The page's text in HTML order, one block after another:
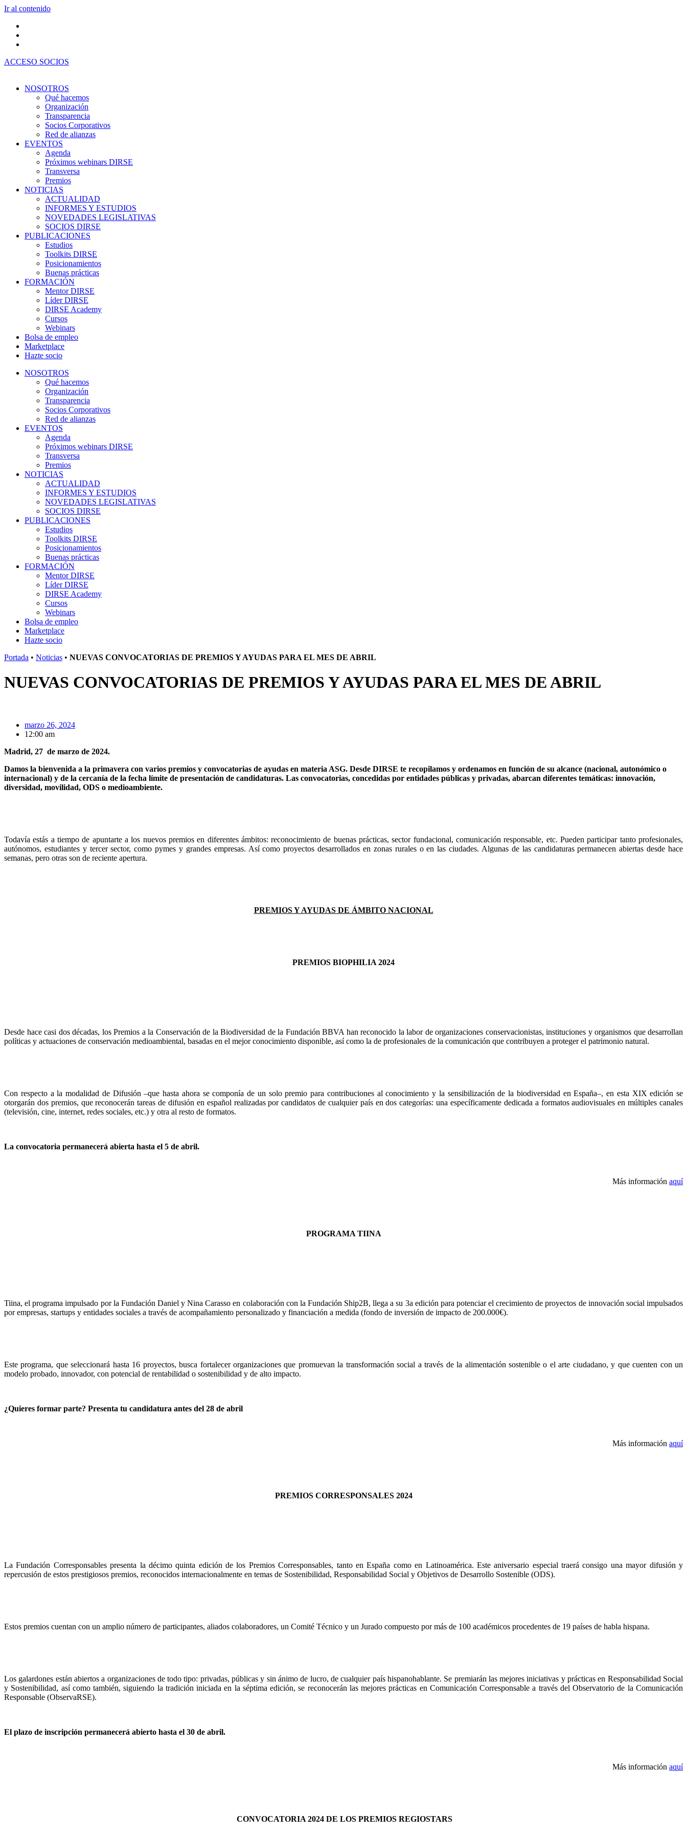
Ir al contenido
ACCESO SOCIOS
NOSOTROS
Qué hacemos
Organización
Transparencia
Socios Corporativos
Red de alianzas
EVENTOS
Agenda
Próximos webinars DIRSE
Transversa
Premios
NOTICIAS
ACTUALIDAD
INFORMES Y ESTUDIOS
NOVEDADES LEGISLATIVAS
SOCIOS DIRSE
PUBLICACIONES
Estudios
Toolkits DIRSE
Posicionamientos
Buenas prácticas
FORMACIÓN
Mentor DIRSE
Líder DIRSE
DIRSE Academy
Cursos
Webinars
Bolsa de empleo
Marketplace
Hazte socio
NOSOTROS
Qué hacemos
Organización
Transparencia
Socios Corporativos
Red de alianzas
EVENTOS
Agenda
Próximos webinars DIRSE
Transversa
Premios
NOTICIAS
ACTUALIDAD
INFORMES Y ESTUDIOS
NOVEDADES LEGISLATIVAS
SOCIOS DIRSE
PUBLICACIONES
Estudios
Toolkits DIRSE
Posicionamientos
Buenas prácticas
FORMACIÓN
Mentor DIRSE
Líder DIRSE
DIRSE Academy
Cursos
Webinars
Bolsa de empleo
Marketplace
Hazte socio
Portada • Noticias • NUEVAS CONVOCATORIAS DE PREMIOS Y AYUDAS PARA EL MES DE ABRIL
NUEVAS CONVOCATORIAS DE PREMIOS Y AYUDAS PARA EL MES DE ABRIL
marzo 26, 2024
12:00 am
Madrid, 27 de marzo de 2024.
Damos la bienvenida a la primavera con varios premios y convocatorias de ayudas en materia ASG. Desde DIRSE te recopilamos y ordenamos en función de su alcance (nacional, autonómico o
internacional) y de la cercanía de la fecha límite de presentación de candidaturas. Las convocatorias, concedidas por entidades públicas y privadas, abarcan diferentes temáticas: innovación,
diversidad, movilidad, ODS o medioambiente.
Todavía estás a tiempo de apuntarte a los nuevos premios en diferentes ámbitos: reconocimiento de buenas prácticas, sector fundacional, comunicación responsable, etc. Pueden participar tanto profesionales,
autónomos, estudiantes y tercer sector, como pymes y grandes empresas. Así como proyectos desarrollados en zonas rurales o en las ciudades. Algunas de las candidaturas permanecen abiertas desde hace
semanas, pero otras son de reciente apertura.
PREMIOS Y AYUDAS DE ÁMBITO NACIONAL
PREMIOS BIOPHILIA 2024
Desde hace casi dos décadas, los Premios a la Conservación de la Biodiversidad de la Fundación BBVA han reconocido la labor de organizaciones conservacionistas, instituciones y organismos que desarrollan
políticas y actuaciones de conservación medioambiental, basadas en el mejor conocimiento disponible, así como la de profesionales de la comunicación que contribuyen a proteger el patrimonio natural.
Con respecto a la modalidad de Difusión –que hasta ahora se componía de un solo premio para contribuciones al conocimiento y la sensibilización de la biodiversidad en España–, en esta XIX edición se
otorgarán dos premios, que reconocerán tareas de difusión en español realizadas por candidatos de cualquier país en dos categorías: una específicamente dedicada a formatos audiovisuales en múltiples canales
(televisión, cine, internet, redes sociales, etc.) y otra al resto de formatos.
La convocatoria permanecerá abierta hasta el 5 de abril.
Más información aquí
PROGRAMA TIINA
Tiina, el programa impulsado por la Fundación Daniel y Nina Carasso en colaboración con la Fundación Ship2B, llega a su 3a edición para potenciar el crecimiento de proyectos de innovación social impulsados
por empresas, startups y entidades sociales a través de acompañamiento personalizado y financiación a medida (fondo de inversión de impacto de 200.000€).
Este programa, que seleccionará hasta 16 proyectos, busca fortalecer organizaciones que promuevan la transformación social a través de la alimentación sostenible o el arte ciudadano, y que cuenten con un
modelo probado, innovador, con potencial de rentabilidad o sostenibilidad y de alto impacto.
¿Quieres formar parte? Presenta tu candidatura antes del 28 de abril
Más información aquí
PREMIOS CORRESPONSALES 2024
La Fundación Corresponsables presenta la décimo quinta edición de los Premios Corresponsables, tanto en España como en Latinoamérica. Este aniversario especial traerá consigo una mayor difusión y
repercusión de estos prestigiosos premios, reconocidos internacionalmente en temas de Sostenibilidad, Responsabilidad Social y Objetivos de Desarrollo Sostenible (ODS).
Estos premios cuentan con un amplio número de participantes, aliados colaboradores, un Comité Técnico y un Jurado compuesto por más de 100 académicos procedentes de 19 países de habla hispana.
Los galardones están abiertos a organizaciones de todo tipo: privadas, públicas y sin ánimo de lucro, de cualquier país hispanohablante. Se premiarán las mejores iniciativas y prácticas en Responsabilidad Social
y Sostenibilidad, así como también, siguiendo la tradición iniciada en la séptima edición, se reconocerán las mejores prácticas en Comunicación Corresponsable a través del Observatorio de la Comunicación
Responsable (ObservaRSE).
El plazo de inscripción permanecerá abierto hasta el 30 de abril.
Más información aquí
CONVOCATORIA 2024 DE LOS PREMIOS REGIOSTARS